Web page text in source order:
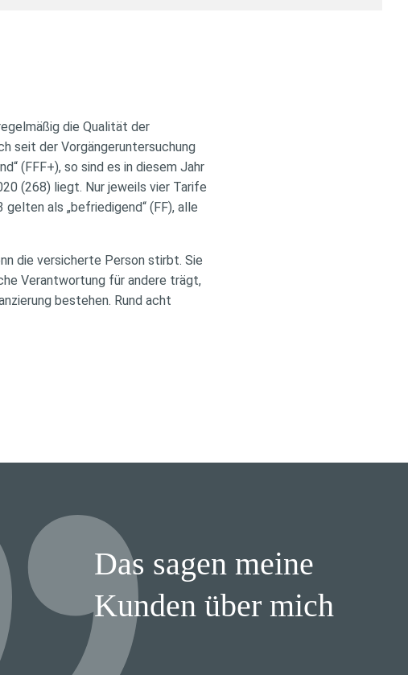
die Qualität der
seit der Vorgängeruntersuchung
(FFF+), so sind es in diesem Jahr
(268) liegt. Nur jeweils vier Tarife
gelten als „befriedigend“ (FF), alle
die versicherte Person stirbt. Sie
Verantwortung für andere trägt,
bestehen. Rund acht
Das sagen meine
Kunden über mich